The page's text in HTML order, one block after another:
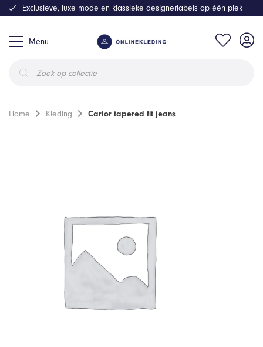
Menu
zoeken
Exclusieve, luxe mode en klassieke designerlabels op één plek
Home Kleding Carior tapered fit jeans